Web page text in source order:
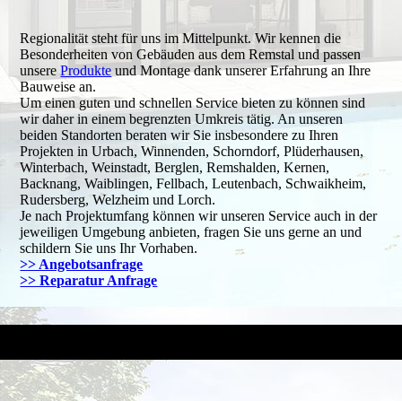
Regionalität steht für uns im Mittelpunkt. Wir kennen die
Besonderheiten von Gebäuden aus dem Remstal und passen
unsereProdukte und Montage dank unserer Erfahrung an Ihre
Bauweise an.
Um einen guten und schnellen Service bieten zu können sind
wir daher in einem begrenzten Umkreis tätig. An unseren
beiden Standorten beraten wir Sie insbesondere zu Ihren
Projekten in Urbach, Winnenden, Schorndorf, Plüderhausen,
Winterbach, Weinstadt, Berglen, Remshalden, Kernen,
Backnang, Waiblingen, Fellbach, Leutenbach, Schwaikheim,
Rudersberg, Welzheim und Lorch.
Je nach Projektumfang können wir unseren Service auch in der
jeweiligen Umgebung anbieten, fragen Sie uns gerne an und
schildern Sie uns Ihr Vorhaben.
>> Angebotsanfrage
>> Reparatur Anfrage